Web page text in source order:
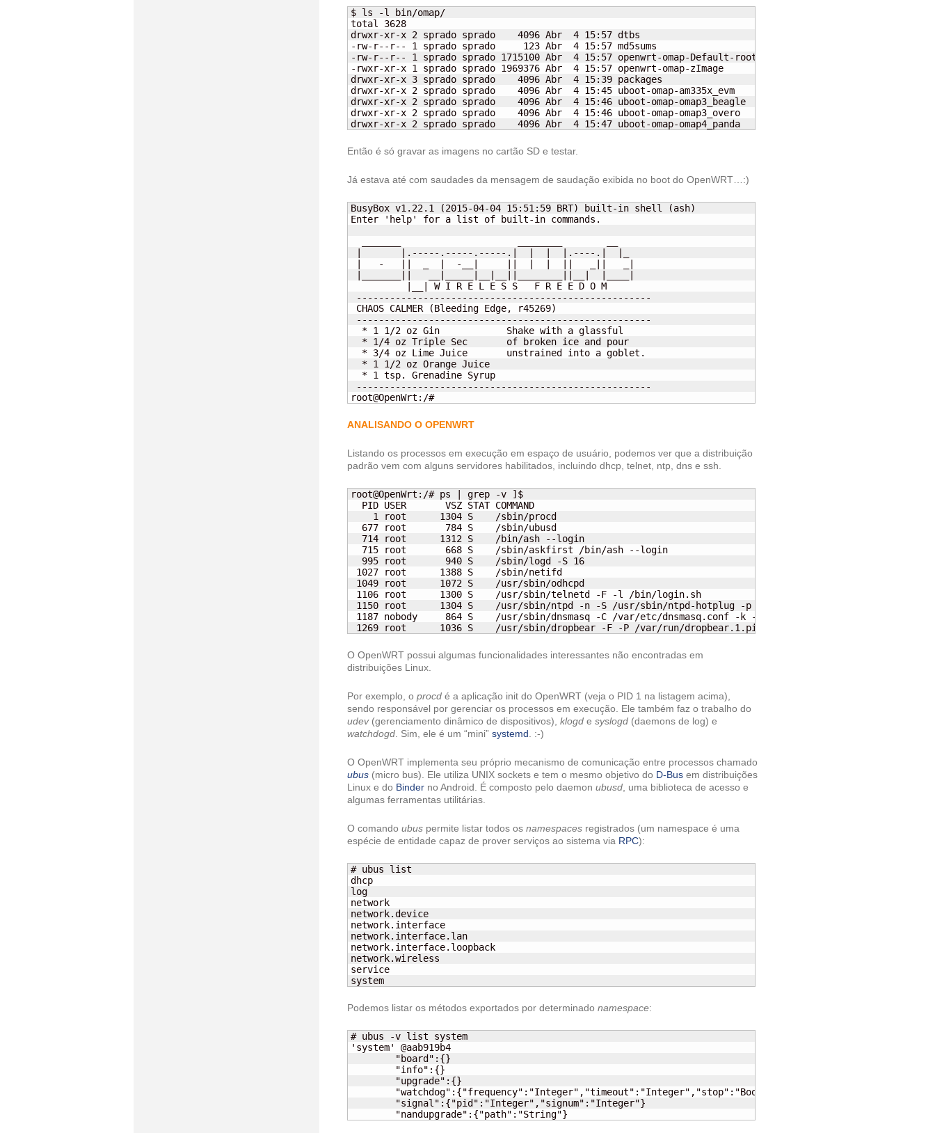
$ ls -l bin/omap/
total 3628
drwxr-xr-x 2 sprado sprado    4096 Abr  4 15:57 dtbs
-rw-r--r-- 1 sprado sprado     123 Abr  4 15:57 md5sums
-rw-r--r-- 1 sprado sprado 1715100 Abr  4 15:57 openwrt-omap-Default-rootfs.tar.gz
-rwxr-xr-x 1 sprado sprado 1969376 Abr  4 15:57 openwrt-omap-zImage
drwxr-xr-x 3 sprado sprado    4096 Abr  4 15:39 packages
drwxr-xr-x 2 sprado sprado    4096 Abr  4 15:45 uboot-omap-am335x_evm
drwxr-xr-x 2 sprado sprado    4096 Abr  4 15:46 uboot-omap-omap3_beagle
drwxr-xr-x 2 sprado sprado    4096 Abr  4 15:46 uboot-omap-omap3_overo
drwxr-xr-x 2 sprado sprado    4096 Abr  4 15:47 uboot-omap-omap4_panda
Então é só gravar as imagens no cartão SD e testar.
Já estava até com saudades da mensagem de saudação exibida no boot do OpenWRT…:)
BusyBox v1.22.1 (2015-04-04 15:51:59 BRT) built-in shell (ash)
Enter 'help' for a list of built-in commands.
|       |.-----.-----.-----.|  |  |  |.----.|  |_
|   -   ||  _  |  -__|     ||  |  |  ||   _||   _|
          |__| W I R E L E S S   F R E E D O M
-----------------------------------------------------
CHAOS CALMER (Bleeding Edge, r45269)
-----------------------------------------------------
  * 1 1/2 oz Gin            Shake with a glassful
  * 1/4 oz Triple Sec       of broken ice and pour
  * 3/4 oz Lime Juice       unstrained into a goblet.
  * 1 1/2 oz Orange Juice
  * 1 tsp. Grenadine Syrup
-----------------------------------------------------
root@OpenWrt:/#
ANALISANDO O OPENWRT
Listando os processos em execução em espaço de usuário, podemos ver que a distribuição
padrão vem com alguns servidores habilitados, incluindo dhcp, telnet, ntp, dns e ssh.
root@OpenWrt:/# ps | grep -v ]$
  PID USER       VSZ STAT COMMAND
    1 root      1304 S    /sbin/procd
  677 root       784 S    /sbin/ubusd
  714 root      1312 S    /bin/ash --login
  715 root       668 S    /sbin/askfirst /bin/ash --login
  995 root       940 S    /sbin/logd -S 16
1027 root      1388 S    /sbin/netifd
1049 root      1072 S    /usr/sbin/odhcpd
1106 root      1300 S    /usr/sbin/telnetd -F -l /bin/login.sh
1150 root      1304 S    /usr/sbin/ntpd -n -S /usr/sbin/ntpd-hotplug -p 0.ope
1187 nobody     864 S    /usr/sbin/dnsmasq -C /var/etc/dnsmasq.conf -k -x /va
1269 root      1036 S    /usr/sbin/dropbear -F -P /var/run/dropbear.1.pid -p
O OpenWRT possui algumas funcionalidades interessantes não encontradas em
distribuições Linux.
Por exemplo, o procd é a aplicação init do OpenWRT (veja o PID 1 na listagem acima),
sendo responsável por gerenciar os processos em execução. Ele também faz o trabalho do
udev(gerenciamento dinâmico de dispositivos), klogd e syslogd (daemons de log) e
watchdogd . Sim, ele é um “mini” systemd . :-)
O OpenWRT implementa seu próprio mecanismo de comunicação entre processos chamado
ubus (micro bus). Ele utiliza UNIX sockets e tem o mesmo objetivo do D-Bus em distribuições
Linux e do Binder no Android. É composto pelo daemon ubusd , uma biblioteca de acesso e
algumas ferramentas utilitárias.
O comando ubus permite listar todos os namespaces registrados (um namespace é uma
espécie de entidade capaz de prover serviços ao sistema via RPC):
# ubus list
dhcp
log
network
network.device
network.interface
network.interface.lan
network.interface.loopback
network.wireless
service
system
Podemos listar os métodos exportados por determinado namespace:
# ubus -v list system
'system' @aab919b4
	"nandupgrade":{"path":"String"}